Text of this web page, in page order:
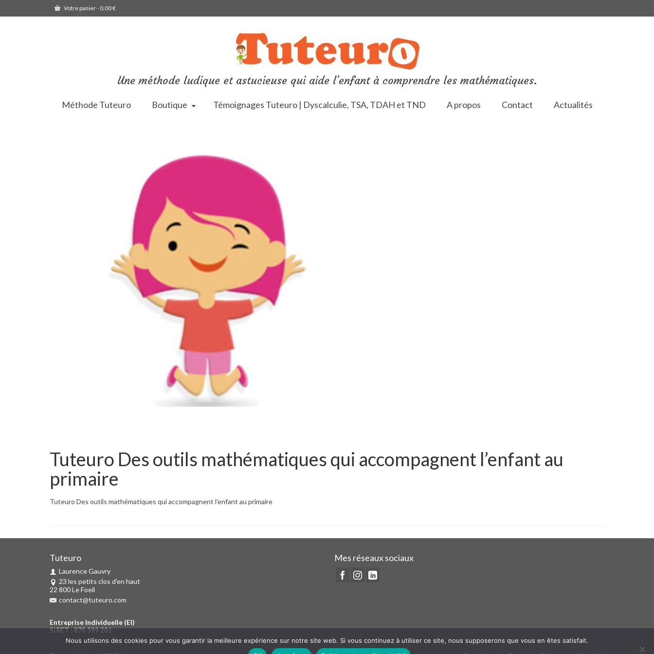
Votre panier- 0,00€
Une méthode ludique et astucieuse qui aide l'enfant à comprendre les mathématiques.
Méthode Tuteuro Boutique Témoignages Tuteuro | Dyscalculie, TSA, TDAH et TND A propos Contact Actualités
Tuteuro Des outils mathématiques qui accompagnent l’enfant au
primaire
Tuteuro Des outils mathématiques qui accompagnent l’enfant au primaire
Tuteuro
Laurence Gauvry
23 les petits clos d'en haut
22 800 Le Foeil
contact@tuteuro.com
Entreprise Individuelle (EI)
SIRET : 878 599 281
Mes réseaux sociaux
Nous utilisons des cookies pour vous garantir la meilleure expérience sur notre site web. Si vous continuez à utiliser ce site, nous supposerons que vous en êtes satisfait.